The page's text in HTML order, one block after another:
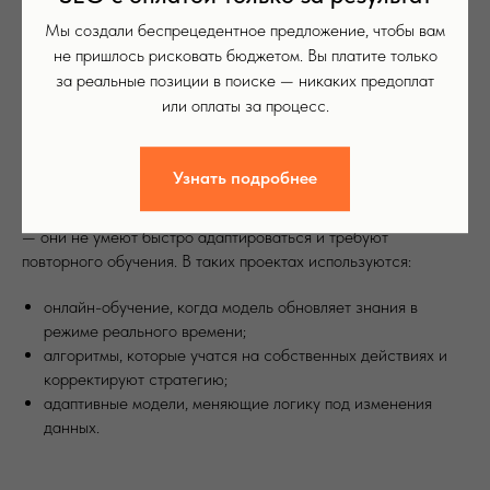
Мы создали беспрецедентное предложение, чтобы вам
не пришлось рисковать бюджетом. Вы платите только
за реальные позиции в поиске — никаких предоплат
или оплаты за процесс.
Узнать подробнее
каждую минуту:
динамическое ценообразование в быстрорастущих
нишах;
логистика с постоянно изменяющимися маршрутами и
ограничениями;
распределение нагрузки в крупных контакт-центрах.
Коробочные модели плохо справляются с такими условиями
— они не умеют быстро адаптироваться и требуют
повторного обучения. В таких проектах используются:
онлайн-обучение, когда модель обновляет знания в
режиме реального времени;
алгоритмы, которые учатся на собственных действиях и
корректируют стратегию;
адаптивные модели, меняющие логику под изменения
данных.